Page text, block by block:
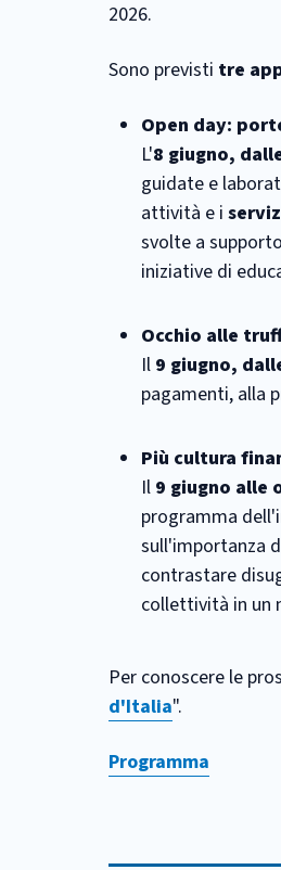
2026.
Sono previsti tre
Open day:
L'8 giugno,
guidate e
attività e i
svolte a
iniziative di
Occhio alle
Il 9 giugno,
pagamenti, alla
Più cultura
Il 9 giugno alle
programma
sull'importanza
contrastare
collettività in un
Per conoscere le
d'Italia".
Programma